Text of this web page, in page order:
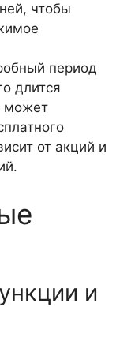
чтобы
период
длится
может
от акций и
и